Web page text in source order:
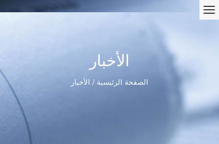
الأخبار
الصفحة الرئيسية / الأخبار